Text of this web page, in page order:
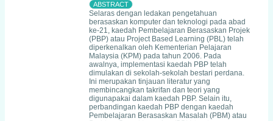
Selaras dengan ledakan pengetahuan
berasaskan komputer dan teknologi pada abad
ke-21, kaedah Pembelajaran Berasaskan Projek
(PBP) atau Project Based Learning (PBL) telah
diperkenalkan oleh Kementerian Pelajaran
Malaysia (KPM) pada tahun 2006. Pada
awalnya, implementasi kaedah PBP telah
dimulakan di sekolah-sekolah bestari perdana.
Ini merupakan tinjauan literatur yang
membincangkan takrifan dan teori yang
digunapakai dalam kaedah PBP. Selain itu,
perbandingan kaedah PBP dengan kaedah
Pembelajaran Berasaskan Masalah (PBM) atau